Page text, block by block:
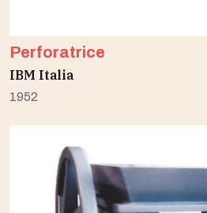
Perforatrice
IBM Italia
1952